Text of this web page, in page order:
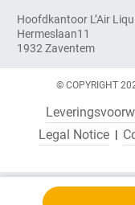
Hoofdkantoor L’Air
Hermeslaan11
1932 Zaventem
© COPYRIGHT
Legal Notice